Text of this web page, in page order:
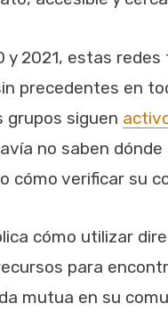
y 2021, estas redes
precedentes en
grupos siguen
no saben dónde
cómo verificar su
cómo utilizar
para
mutua en su